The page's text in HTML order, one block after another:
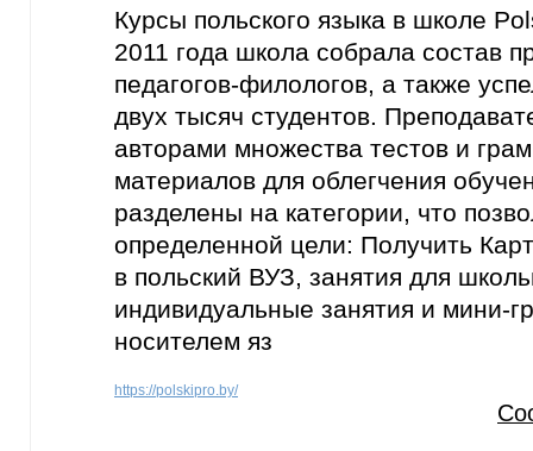
Курсы польского языка в школе
2011 года школа собрала состав
педагогов-филологов, а также
двух тысяч студентов.
авторами множества тестов и
материалов для облегчения
разделены на категории, что
определенной цели: Получить
в польский ВУЗ, занятия для
индивидуальные занятия и мини-
носителем яз
https://polskipro.by/